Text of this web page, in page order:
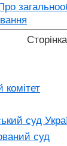
суд
суд